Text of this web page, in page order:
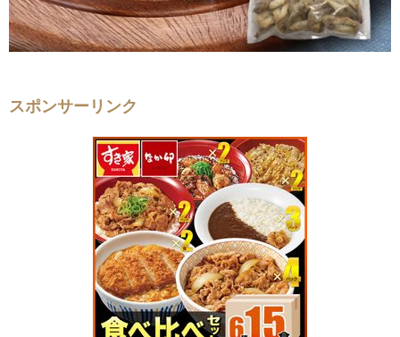
スポンサーリンク